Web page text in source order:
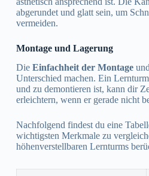
abgerundet und glatt sein, um
vermeiden.
Montage und Lagerung
Die Einfachheit der Montageund
Unterschied machen. Ein
und zu demontieren ist, kann dir
erleichtern, wenn er gerade nicht
Nachfolgend findest du eine
wichtigsten Merkmale zu
höhenverstellbaren Lernturms